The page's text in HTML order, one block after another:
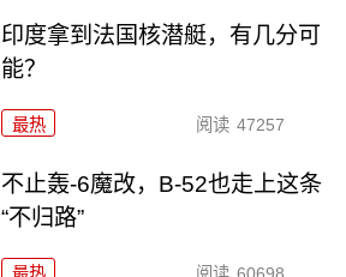
印度拿到法国核潜艇，有几分可
能？
最热 阅读 47257
不止轰-6魔改，B-52也走上这条
“不归路”